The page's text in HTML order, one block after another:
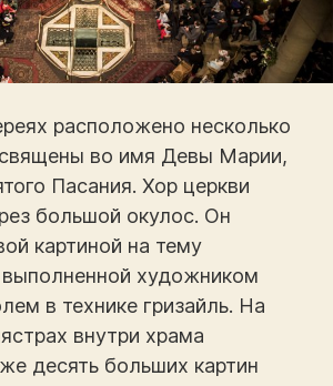
расположено несколько
во имя Девы Марии,
Пасания. Хор церкви
большой окулос. Он
картиной на тему
художником
в технике гризайль. На
внутри храма
десять больших картин